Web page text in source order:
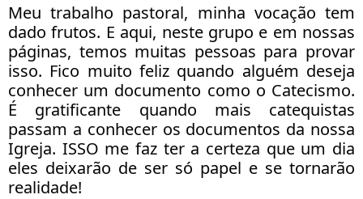
Meu trabalho pastoral, minha vocação tem
dado frutos. E aqui, neste grupo e em nossas
páginas, temos muitas pessoas para provar
isso. Fico muito feliz quando alguém deseja
conhecer um documento como o Catecismo.
É gratificante quando mais catequistas
passam a conhecer os documentos da nossa
Igreja. ISSO me faz ter a certeza que um dia
eles deixarão de ser só papel e se tornarão
realidade!